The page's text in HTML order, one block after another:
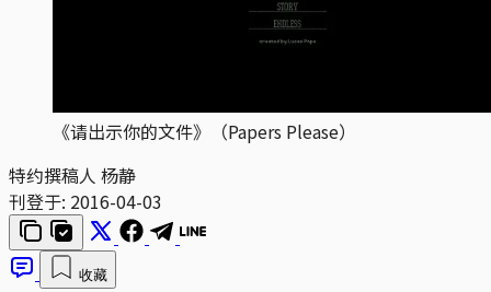
《请出示你的文件》（Papers Please）
特约撰稿人 杨静
刊登于: 2016-04-03
收藏